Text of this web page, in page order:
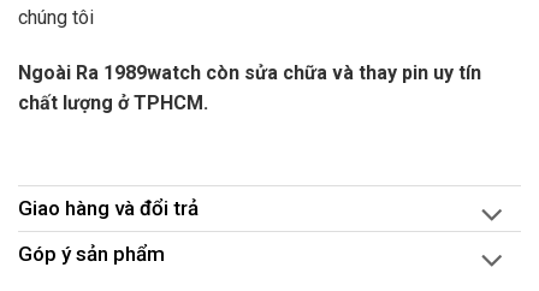
chúng tôi
Ngoài Ra 1989watch còn sửa chữa và thay pin uy tín
chất lượng ở TPHCM.
Giao hàng và đổi trả
Góp ý sản phẩm